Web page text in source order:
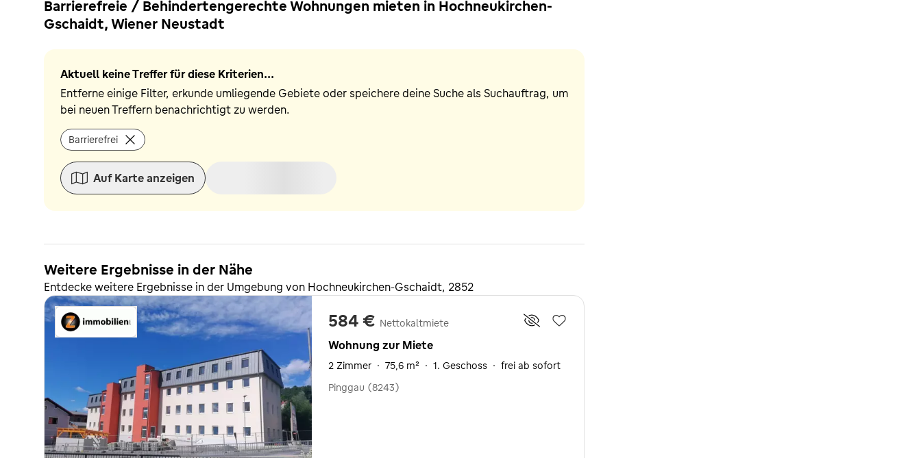
Barrierefreie / Behindertengerechte Wohnungen mieten in Hochneukirchen-
Gschaidt, Wiener Neustadt
Aktuell keine Treffer für diese Kriterien...
Entferne einige Filter, erkunde umliegende Gebiete oder speichere deine Suche als Suchauftrag, um
bei neuen Treffern benachrichtigt zu werden.
Barrierefrei
Auf Karte anzeigen
Weitere Ergebnisse in der Nähe
Entdecke weitere Ergebnisse in der Umgebung von Hochneukirchen-Gschaidt, 2852
584 € Nettokaltmiete
Wohnung zur Miete
2 Zimmer · 75,6 m² · 1. Geschoss · frei ab sofort
Pinggau (8243)